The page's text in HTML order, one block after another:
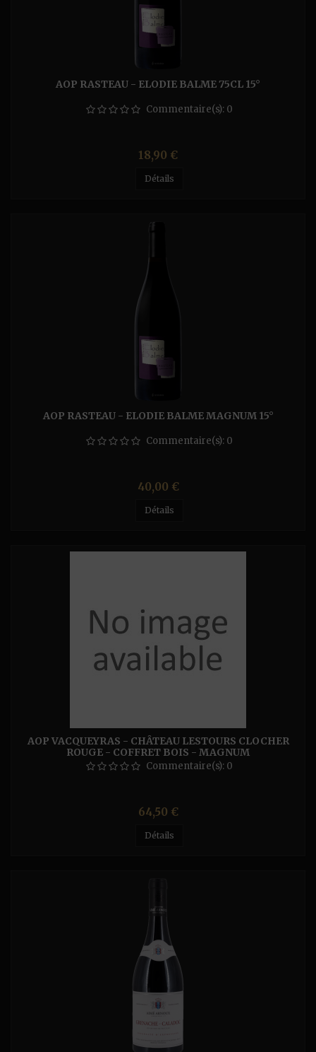
AOP RASTEAU - ELODIE BALME 75CL 15°
Commentaire(s): 0
Prix
18,90 €
Détails
AOP RASTEAU - ELODIE BALME MAGNUM 15°
Commentaire(s): 0
Prix
40,00 €
Détails
AOP VACQUEYRAS - CHÂTEAU LESTOURS CLOCHER
ROUGE - COFFRET BOIS - MAGNUM
Commentaire(s): 0
Prix
64,50 €
Détails